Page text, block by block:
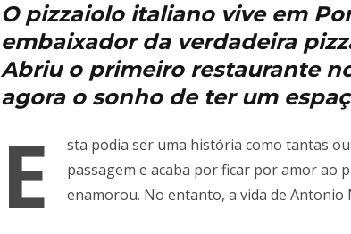
O pizzaiolo italiano vive em
embaixador da verdadeira
Abriu o primeiro restaurante
agora o sonho de ter um
E
sta podia ser uma história como tantas
passagem e acaba por ficar por amor ao
enamorou. No entanto, a vida de